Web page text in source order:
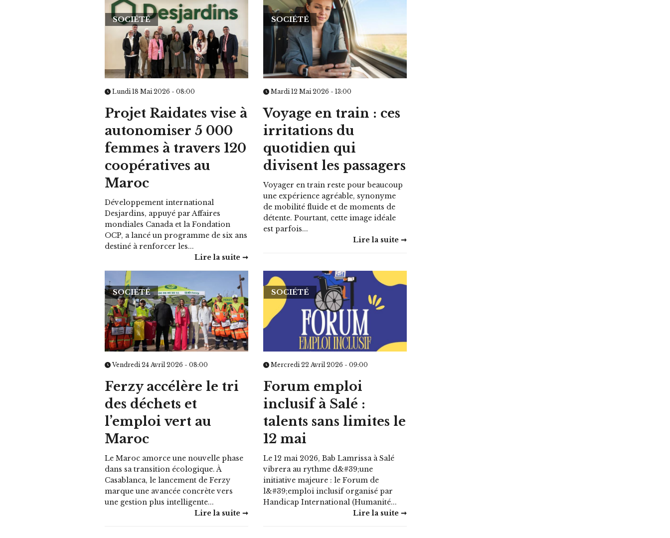
SOCIÉTÉ
Lundi 18 Mai 2026 - 08:00
Projet Raidates vise à
autonomiser 5 000
femmes à travers 120
coopératives au
Maroc
Développement international
Desjardins, appuyé par Affaires
mondiales Canada et la Fondation
OCP, a lancé un programme de six ans
destiné à renforcer les...
Lire la suite ➞
SOCIÉTÉ
Mardi 12 Mai 2026 - 13:00
Voyage en train : ces
irritations du
quotidien qui
divisent les passagers
Voyager en train reste pour beaucoup
une expérience agréable, synonyme
de mobilité fluide et de moments de
détente. Pourtant, cette image idéale
est parfois...
Lire la suite ➞
SOCIÉTÉ
Vendredi 24 Avril 2026 - 08:00
Ferzy accélère le tri
des déchets et
l’emploi vert au
Maroc
Le Maroc amorce une nouvelle phase
dans sa transition écologique. À
Casablanca, le lancement de Ferzy
marque une avancée concrète vers
une gestion plus intelligente...
Lire la suite ➞
SOCIÉTÉ
Mercredi 22 Avril 2026 - 09:00
Forum emploi
inclusif à Salé :
talents sans limites le
12 mai
Le 12 mai 2026, Bab Lamrissa à Salé
vibrera au rythme d&#39;une
initiative majeure : le Forum de
l&#39;emploi inclusif organisé par
Handicap International (Humanité...
Lire la suite ➞